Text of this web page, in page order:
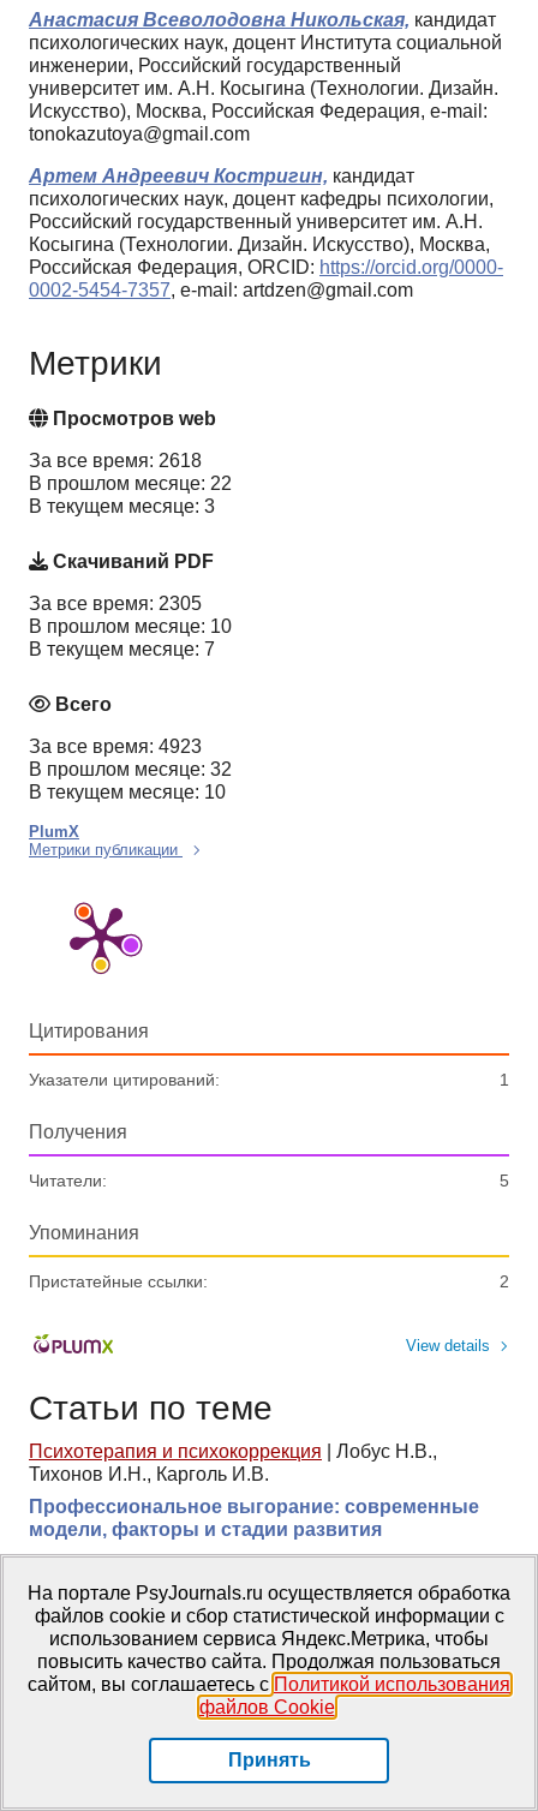
Анастасия Всеволодовна Никольская, кандидат
психологических наук, доцент Института социальной
инженерии, Российский государственный
университет им. А.Н. Косыгина (Технологии. Дизайн.
Искусство), Москва, Российская Федерация, e-mail:
tonokazutoya@gmail.com
Артем Андреевич Костригин, кандидат
психологических наук, доцент кафедры психологии,
Российский государственный университет им. А.Н.
Косыгина (Технологии. Дизайн. Искусство), Москва,
Российская Федерация, ORCID: https://orcid.org/0000-
0002-5454-7357, e-mail: artdzen@gmail.com
Метрики
Просмотров web
За все время: 2618
В прошлом месяце: 22
В текущем месяце: 3
Скачиваний PDF
За все время: 2305
В прошлом месяце: 10
В текущем месяце: 7
Всего
За все время: 4923
В прошлом месяце: 32
В текущем месяце: 10
PlumX
Метрики публикации
Цитирования
Указатели цитирований: 1
Получения
Читатели: 5
Упоминания
Пристатейные ссылки: 2
View details
Статьи по теме
Психотерапия и психокоррекция
Лобус Н.В.,
Тихонов И.Н., Карголь И.В.
Профессиональное выгорание: современные
модели, факторы и стадии развития
психокоррекция|Дьяков Д.Г.
Методологический схизис современной
доказательной психотерапии: проблемы и пути
выхода. Часть 1.
Троицкая О.В., Батхина А.А.
Компьютерная программа «Анти-депрессия»
iCognito: результаты исследования
На портале PsyJournals.ru осуществляется обработка
файлов cookie и сбор статистической информации с
использованием сервиса Яндекс.Метрика, чтобы
повысить качество сайта. Продолжая пользоваться
сайтом, вы соглашаетесь с Политикой использования
файлов Cookie.
Принять